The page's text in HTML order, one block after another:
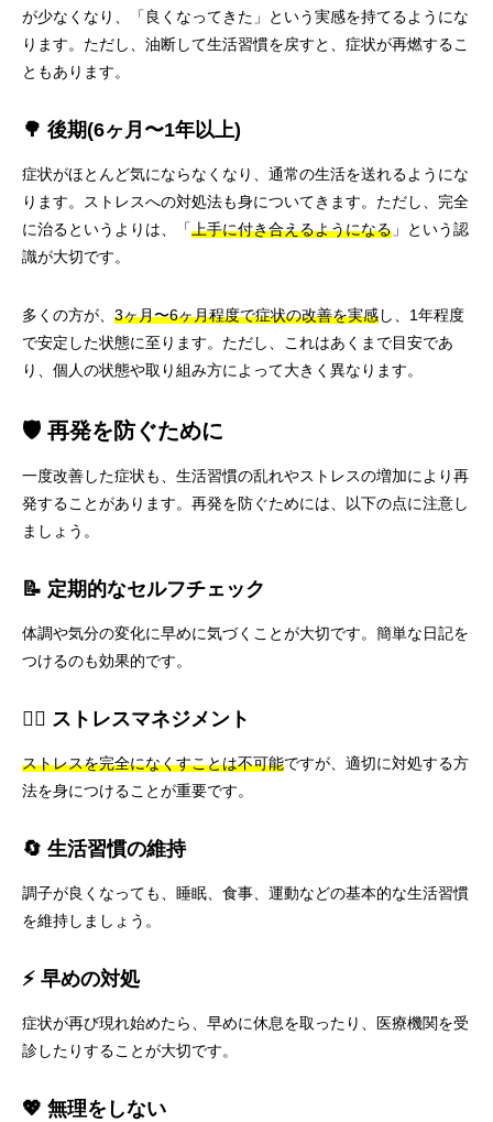
が少なくなり、「良くなってきた」という実感を持てるようにな
ります。ただし、油断して生活習慣を戻すと、症状が再燃するこ
ともあります。
🌳 後期(6ヶ月〜1年以上)
症状がほとんど気にならなくなり、通常の生活を送れるようにな
ります。ストレスへの対処法も身についてきます。ただし、完全
に治るというよりは、「上手に付き合えるようになる 」という認
識が大切です。
多くの方が、 3ヶ月〜6ヶ月程度で症状の改善を実感し、1年程度
で安定した状態に至ります。ただし、これはあくまで目安であ
り、個人の状態や取り組み方によって大きく異なります。
🛡️ 再発を防ぐために
一度改善した症状も、生活習慣の乱れやストレスの増加により再
発することがあります。再発を防ぐためには、以下の点に注意し
ましょう。
📝 定期的なセルフチェック
体調や気分の変化に早めに気づくことが大切です。簡単な日記を
つけるのも効果的です。
🧘‍♀️ ストレスマネジメント
ストレスを完全になくすことは不可能ですが、適切に対処する方
法を身につけることが重要です。
🔄 生活習慣の維持
調子が良くなっても、睡眠、食事、運動などの基本的な生活習慣
を維持しましょう。
⚡ 早めの対処
症状が再び現れ始めたら、早めに休息を取ったり、医療機関を受
診したりすることが大切です。
💖 無理をしない